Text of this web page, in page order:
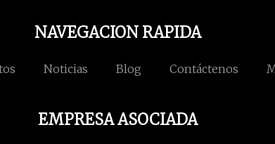
NAVEGACION RAPIDA
Noticias Blog Contáctenos
EMPRESA ASOCIADA